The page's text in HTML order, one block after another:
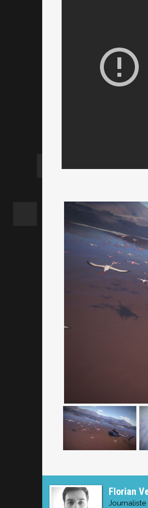
Florian